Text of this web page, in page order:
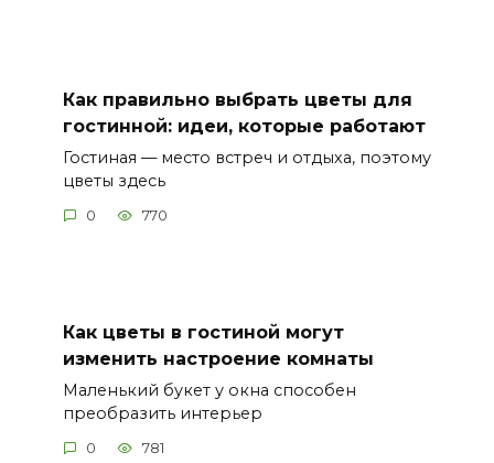
Как правильно выбрать цветы для
гостинной: идеи, которые работают
Гостиная — место встреч и отдыха, поэтому
цветы здесь
0 770
Как цветы в гостиной могут
изменить настроение комнаты
Маленький букет у окна способен
преобразить интерьер
0 781